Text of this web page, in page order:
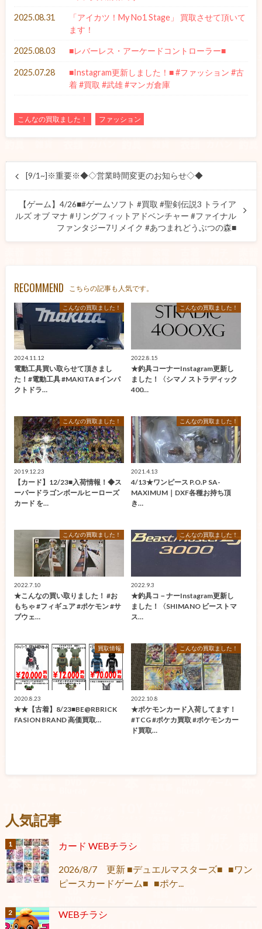
2025.08.31
「アイカツ！My No1 Stage」 買取させて頂いて
ます！
2025.08.03 ■レバーレス・アーケードコントローラー■
2025.07.28
■Instagram更新しました！■ #ファッション #古
着 #買取 #武雄 #マンガ倉庫
こんなの買取ました！ ファッション
[9/1~]※重要※◆◇営業時間変更のお知らせ◇◆
【ゲーム】4/26■#ゲームソフト #買取 #聖剣伝説3 トライア
ルズ オブ マナ #リングフィットアドベンチャー #ファイナル
ファンタジー7リメイク #あつまれどうぶつの森■
RECOMMEND こちらの記事も人気です。
こんなの買取ました！
2024.11.12
電動工具買い取らせて頂きまし
た！#電動工具 #MAKITA #インパ
クトドラ…
こんなの買取ました！
2022.8.15
★釣具コーナーInstagram更新し
ました！〈シマノ ストラディック
400…
こんなの買取ました！
2019.12.23
【カード】12/23■入荷情報！◆ス
ーパードラゴンボールヒーローズ
カード を…
こんなの買取ました！
2021.4.13
4/13★ワンピース P.O.P SA-
MAXIMUM｜DXF各種お持ち頂
き…
こんなの買取ました！
2022.7.10
★こんなの買い取りました！ #お
もちゃ #フィギュア #ポケモン #サ
ブウェ…
こんなの買取ました！
2022.9.3
★釣具コ－ナーInstagram更新し
ました！〈SHIMANO ビーストマ
ス…
買取情報
2020.8.23
★★【古着】8/23■BE@RBRICK
FASION BRAND 高価買取…
こんなの買取ました！
2022.10.8
★ポケモンカード入荷してます！
#TCG #ポケカ買取 #ポケモンカー
ド買取…
人気記事
カード WEBチラシ
2026/8/7 更新 ■デュエルマスターズ■ ■ワン
ピースカードゲーム■ ■ポケ...
WEBチラシ